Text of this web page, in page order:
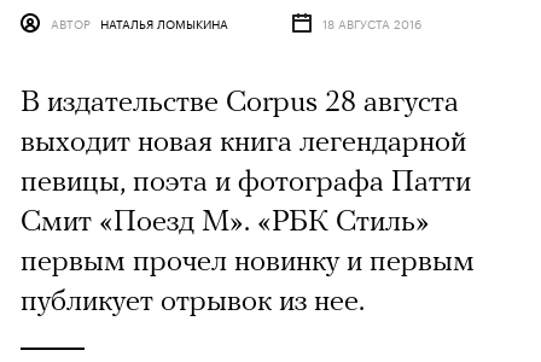
АВТОР НАТАЛЬЯ ЛОМЫКИНА 18 АВГУСТА 2016
В издательстве Corpus 28 августа
выходит новая книга легендарной
певицы, поэта и фотографа Патти
Смит «Поезд М». «РБК Стиль»
первым прочел новинку и первым
публикует отрывок из нее.